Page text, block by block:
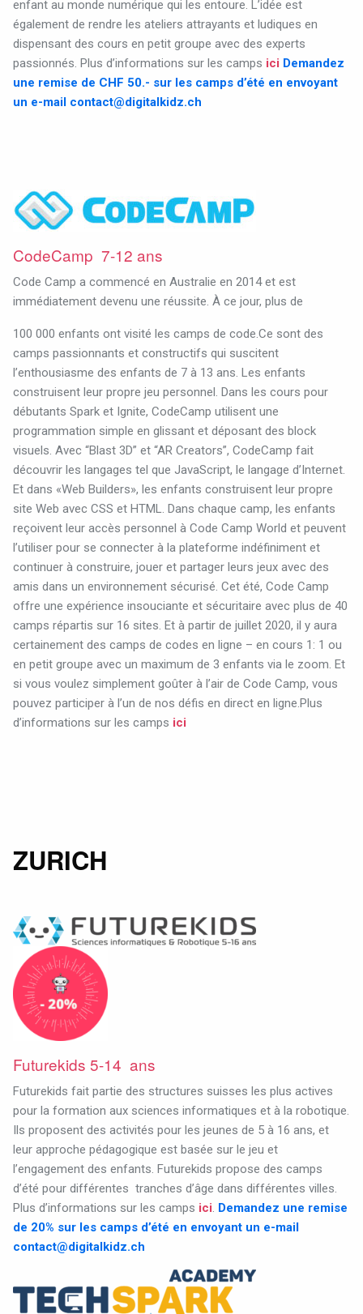
enfant au monde numérique qui les entoure. L’idée est
également de rendre les ateliers attrayants et ludiques en
dispensant des cours en petit groupe avec des experts
passionnés. Plus d’informations sur les camps ici Demandez
une remise de CHF 50.- sur les camps d’été en envoyant
un e-mail contact@digitalkidz.ch
CodeCamp 7-12 ans
Code Camp a commencé en Australie en 2014 et est
immédiatement devenu une réussite. À ce jour, plus de
100 000 enfants ont visité les camps de code.Ce sont des
camps passionnants et constructifs qui suscitent
l’enthousiasme des enfants de 7 à 13 ans. Les enfants
construisent leur propre jeu personnel. Dans les cours pour
débutants Spark et Ignite, CodeCamp utilisent une
programmation simple en glissant et déposant des block
visuels. Avec “Blast 3D” et “AR Creators”, CodeCamp fait
découvrir les langages tel que JavaScript, le langage d’Internet.
Et dans «Web Builders», les enfants construisent leur propre
site Web avec CSS et HTML. Dans chaque camp, les enfants
reçoivent leur accès personnel à Code Camp World et peuvent
l’utiliser pour se connecter à la plateforme indéfiniment et
continuer à construire, jouer et partager leurs jeux avec des
amis dans un environnement sécurisé. Cet été, Code Camp
offre une expérience insouciante et sécuritaire avec plus de 40
camps répartis sur 16 sites. Et à partir de juillet 2020, il y aura
certainement des camps de codes en ligne – en cours 1: 1 ou
en petit groupe avec un maximum de 3 enfants via le zoom. Et
si vous voulez simplement goûter à l’air de Code Camp, vous
pouvez participer à l’un de nos défis en direct en ligne.Plus
d’informations sur les camps ici
ZURICH
Futurekids 5-14 ans
Futurekids fait partie des structures suisses les plus actives
pour la formation aux sciences informatiques et à la robotique.
Ils proposent des activités pour les jeunes de 5 à 16 ans, et
leur approche pédagogique est basée sur le jeu et
l’engagement des enfants. Futurekids propose des camps
d’été pour différentes tranches d’âge dans différentes villes.
Plus d’informations sur les camps ici. Demandez une remise
de 20% sur les camps d’été en envoyant un e-mail
contact@digitalkidz.ch